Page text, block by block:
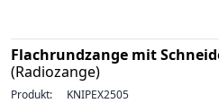
Flachrundzange mit
(Radiozange)
Produkt: KNIPEX2505